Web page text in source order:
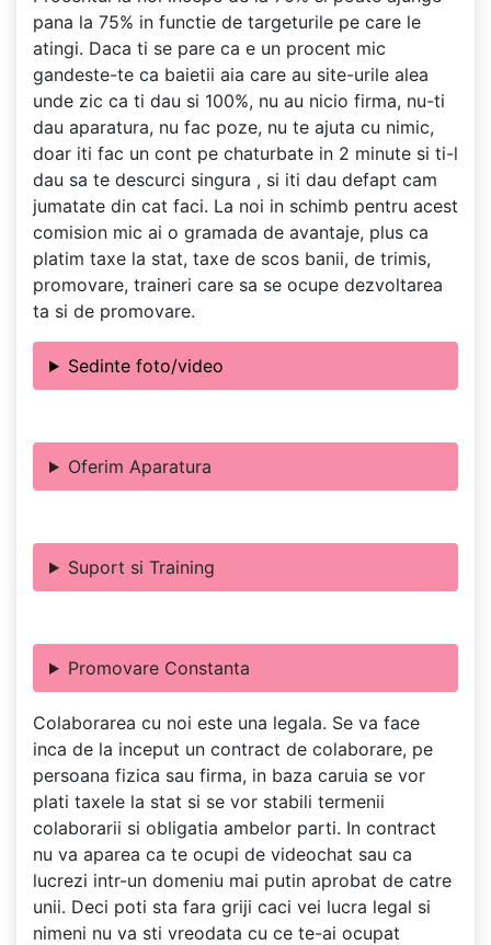
pana la 75% in functie de targeturile pe care le
atingi. Daca ti se pare ca e un procent mic
gandeste-te ca baietii aia care au site-urile alea
unde zic ca ti dau si 100%, nu au nicio firma, nu-ti
dau aparatura, nu fac poze, nu te ajuta cu nimic,
doar iti fac un cont pe chaturbate in 2 minute si ti-l
dau sa te descurci singura , si iti dau defapt cam
jumatate din cat faci. La noi in schimb pentru acest
comision mic ai o gramada de avantaje, plus ca
platim taxe la stat, taxe de scos banii, de trimis,
promovare, traineri care sa se ocupe dezvoltarea
ta si de promovare.
Sedinte foto/video
Oferim Aparatura
Suport si Training
Promovare Constanta
Colaborarea cu noi este una legala. Se va face
inca de la inceput un contract de colaborare, pe
persoana fizica sau firma, in baza caruia se vor
plati taxele la stat si se vor stabili termenii
colaborarii si obligatia ambelor parti. In contract
nu va aparea ca te ocupi de videochat sau ca
lucrezi intr-un domeniu mai putin aprobat de catre
unii. Deci poti sta fara griji caci vei lucra legal si
nimeni nu va sti vreodata cu ce te-ai ocupat